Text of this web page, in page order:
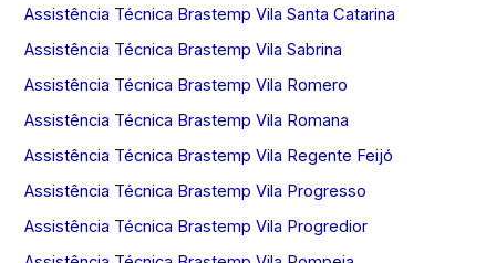
Assistência Técnica Brastemp Vila Santa Catarina
Assistência Técnica Brastemp Vila Sabrina
Assistência Técnica Brastemp Vila Romero
Assistência Técnica Brastemp Vila Romana
Assistência Técnica Brastemp Vila Regente Feijó
Assistência Técnica Brastemp Vila Progresso
Assistência Técnica Brastemp Vila Progredior